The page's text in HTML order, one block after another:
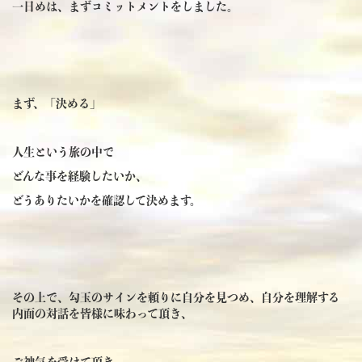
一日めは、まずコミットメントをしました。
まず、「決める」
人生という旅の中で
どんな事を経験したいか、
どうありたいかを確認して決めます。
その上で、勾玉のサインを頼りに自分を見つめ、自分を理解する
内面の対話を皆様に味わって頂き、